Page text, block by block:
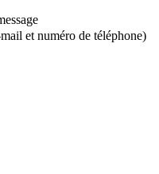
et numéro de téléphone)